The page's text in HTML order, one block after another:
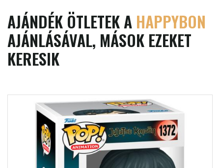
AJÁNDÉK ÖTLETEK A HAPPYBON
AJÁNLÁSÁVAL, MÁSOK EZEKET
KERESIK